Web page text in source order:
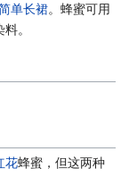
单长裙。蜂蜜可用
料。
花蜂蜜，但这两种